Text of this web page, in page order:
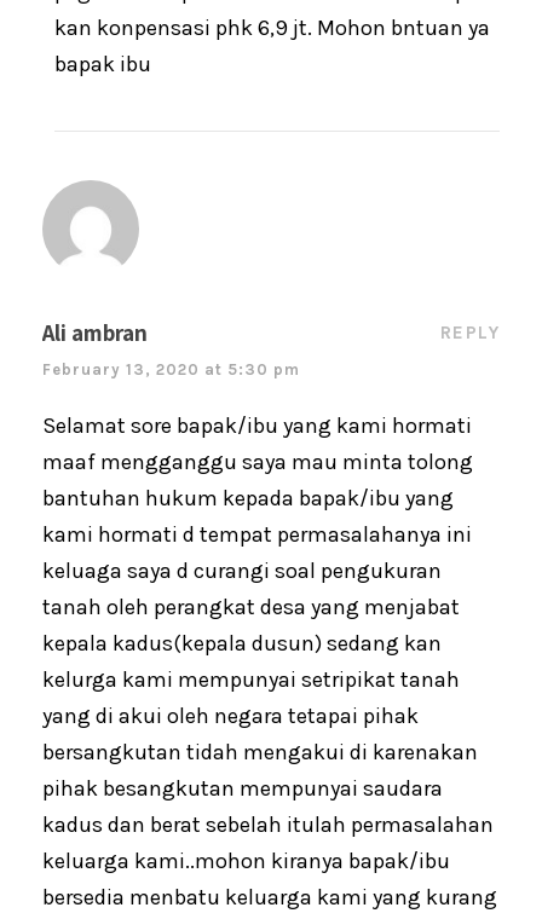
kan konpensasi phk 6,9 jt. Mohon bntuan ya
bapak ibu
Ali ambran
February 13, 2020 at 5:30 pm
REPLY
Selamat sore bapak/ibu yang kami hormati
maaf mengganggu saya mau minta tolong
bantuhan hukum kepada bapak/ibu yang
kami hormati d tempat permasalahanya ini
keluaga saya d curangi soal pengukuran
tanah oleh perangkat desa yang menjabat
kepala kadus(kepala dusun) sedang kan
kelurga kami mempunyai setripikat tanah
yang di akui oleh negara tetapai pihak
bersangkutan tidah mengakui di karenakan
pihak besangkutan mempunyai saudara
kadus dan berat sebelah itulah permasalahan
keluarga kami..mohon kiranya bapak/ibu
bersedia menbatu keluarga kami yang kurang